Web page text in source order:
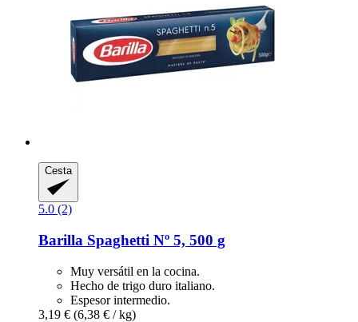
Cesta
5.0 (2)
Barilla Spaghetti Nº 5, 500 g
Muy versátil en la cocina.
Hecho de trigo duro italiano.
Espesor intermedio.
3,19 € (6,38 € / kg)